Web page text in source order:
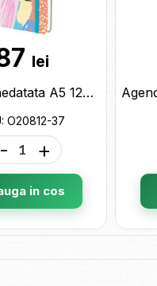
lei
Agenda nedatata A5 128 foi cu elastic Be Positive (cop.tare) linii O20812-37
O20812-37
- +
in cos